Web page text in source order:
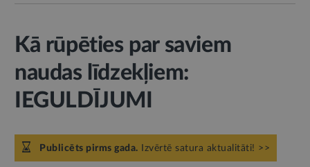
Kā rūpēties par saviem
naudas līdzekļiem:
IEGULDĪJUMI
Publicēts pirms gada. Izvērtē satura aktualitāti! >>